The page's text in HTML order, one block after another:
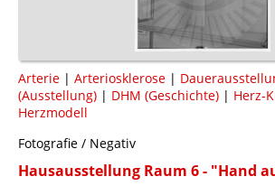
Arterie | Arteriosklerose |
(Ausstellung) | DHM (Geschichte) | Herz-
Herzmodell
Fotografie / Negativ
Hausausstellung Raum 6 - "Hand